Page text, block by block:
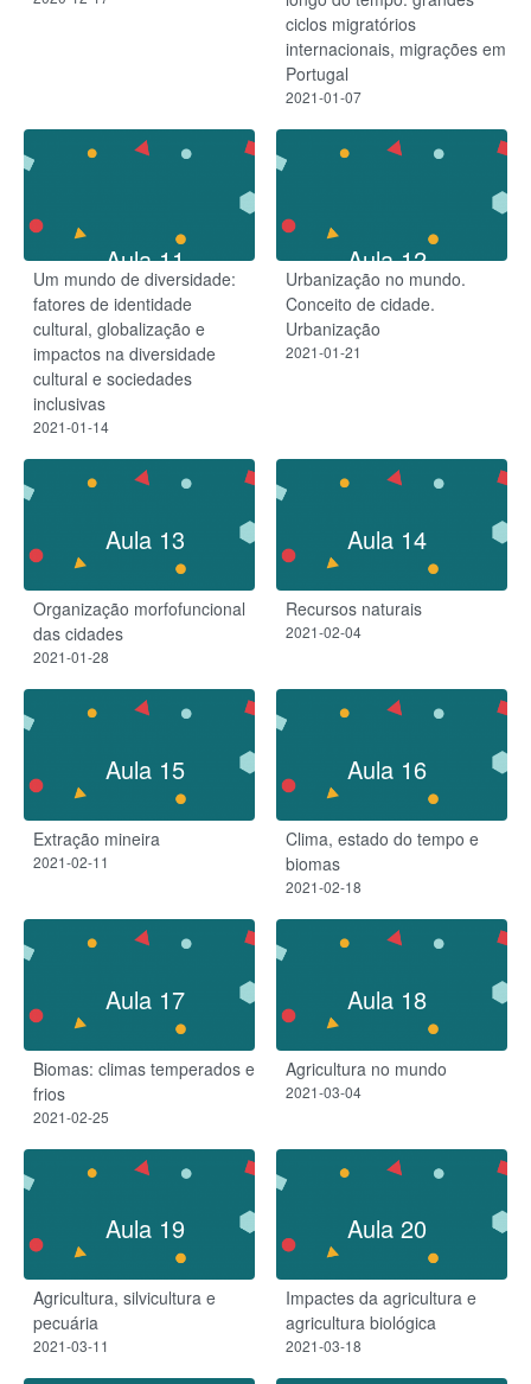
ciclos migratórios
internacionais, migrações em
Portugal
2021-01-07
Aula 11
Um mundo de diversidade:
fatores de identidade
cultural, globalização e
impactos na diversidade
cultural e sociedades
inclusivas
2021-01-14
Aula 12
Urbanização no mundo.
Conceito de cidade.
Urbanização
2021-01-21
Aula 13
Organização morfofuncional
das cidades
2021-01-28
Aula 14
Recursos naturais
2021-02-04
Aula 15
Extração mineira
2021-02-11
Aula 16
Clima, estado do tempo e
biomas
2021-02-18
Aula 17
Biomas: climas temperados e
frios
2021-02-25
Aula 18
Agricultura no mundo
2021-03-04
Aula 19
Agricultura, silvicultura e
pecuária
2021-03-11
Aula 20
Impactes da agricultura e
agricultura biológica
2021-03-18